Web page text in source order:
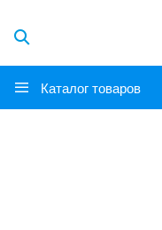
Каталог товаров